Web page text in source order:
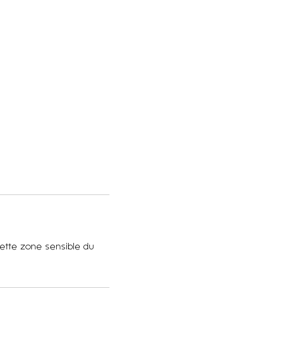
zone sensible du